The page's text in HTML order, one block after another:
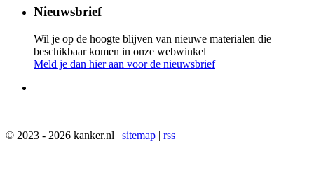
Nieuwsbrief
Wil je op de hoogte blijven van nieuwe materialen die
beschikbaar komen in onze webwinkel
Meld je dan hier aan voor de nieuwsbrief
© 2023 - 2026 kanker.nl | sitemap | rss